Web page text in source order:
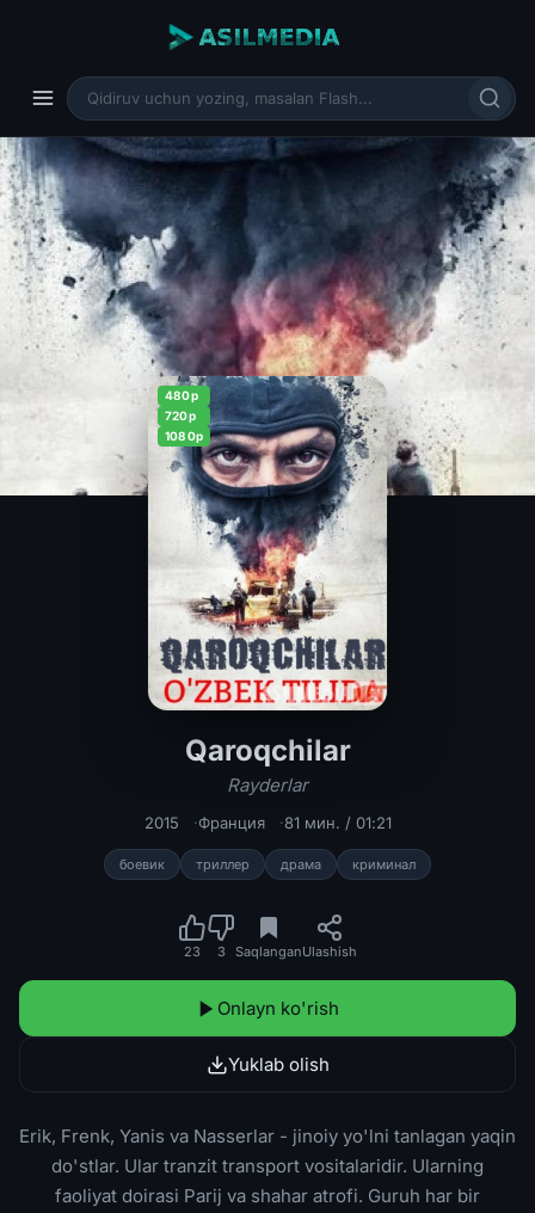
480p
720p
1080p
Qaroqchilar
Qaroqchilar / Rayderlar Fransiya
Rayderlar
2015 Франция 81 мин. / 01:21
боевик триллер драма криминал
23 3 SaqlanganUlashish
Onlayn ko'rish
Yuklab olish
Erik, Frenk, Yanis va Nasserlar - jinoiy yo'lni tanlagan yaqin
do'stlar. Ular tranzit transport vositalaridir. Ularning
faoliyat doirasi Parij va shahar atrofi. Guruh har bir